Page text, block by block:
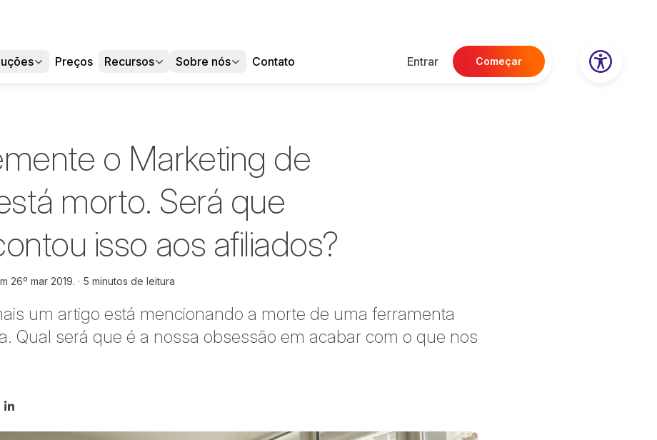
Preços Recursos Sobre nós Contato Entrar Começar
o Marketing de
morto. Será que
isso aos afiliados?
26º mar 2019. 5 minutos de leitura
um artigo está mencionando a morte de uma ferramenta
Qual será que é a nossa obsessão em acabar com o que nos
no Twitterno Facebook
Compartilhar no LinkedIn